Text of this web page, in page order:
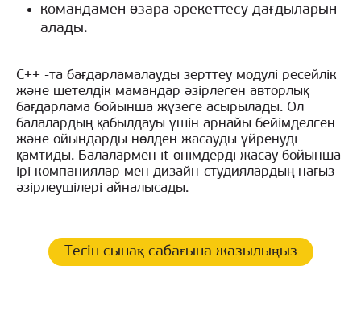
командамен өзара әрекеттесу дағдыларын
алады.
С++ -та бағдарламалауды зерттеу модулі ресейлік
және шетелдік мамандар әзірлеген авторлық
бағдарлама бойынша жүзеге асырылады. Ол
балалардың қабылдауы үшін арнайы бейімделген
және ойындарды нөлден жасауды үйренуді
қамтиды. Балалармен it-өнімдерді жасау бойынша
ірі компаниялар мен дизайн-студиялардың нағыз
әзірлеушілері айналысады.
Тегін сынақ сабағына жазылыңыз